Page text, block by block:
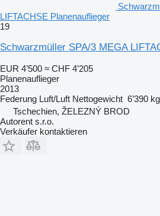
LIFTACHSE Planenauflieger
19
Schwarzmüller SPA/3 MEGA
EUR 4’500 ≈ CHF 4’205
Planenauflieger
2013
Federung Luft/Luft Nettogewicht 6’390 kg
Tschechien, ŽELEZNÝ BROD
Autorent s.r.o.
Verkäufer kontaktieren